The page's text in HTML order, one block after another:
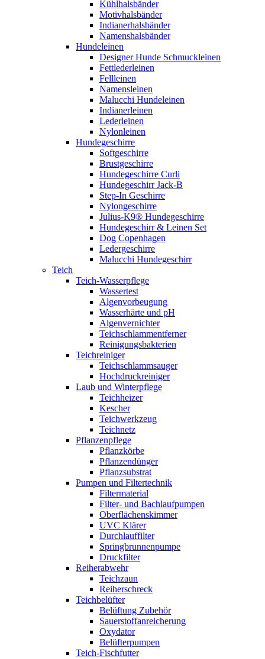
Kühlhalsbänder
Motivhalsbänder
Indianerhalsbänder
Namenshalsbänder
Hundeleinen
Designer Hunde Schmuckleinen
Fettlederleinen
Fellleinen
Namensleinen
Malucchi Hundeleinen
Indianerleinen
Lederleinen
Nylonleinen
Hundegeschirre
Softgeschirre
Brustgeschirre
Hundegeschirre Curli
Hundegeschirr Jack-B
Step-In Geschirre
Nylongeschirre
Julius-K9® Hundegeschirre
Hundegeschirr & Leinen Set
Dog Copenhagen
Ledergeschirre
Malucchi Hundegeschirr
Teich
Teich-Wasserpflege
Wassertest
Algenvorbeugung
Wasserhärte und pH
Algenvernichter
Teichschlammentferner
Reinigungsbakterien
Teichreiniger
Teichschlammsauger
Hochdruckreiniger
Laub und Winterpflege
Teichheizer
Kescher
Teichwerkzeug
Teichnetz
Pflanzenpflege
Pflanzkörbe
Pflanzendünger
Pflanzsubstrat
Pumpen und Filtertechnik
Filtermaterial
Filter- und Bachlaufpumpen
Oberflächenskimmer
UVC Klärer
Durchlauffilter
Springbrunnenpumpe
Druckfilter
Reiherabwehr
Teichzaun
Reiherschreck
Teichbelüfter
Belüftung Zubehör
Sauerstoffanreicherung
Oxydator
Belüfterpumpen
Teich-Fischfutter